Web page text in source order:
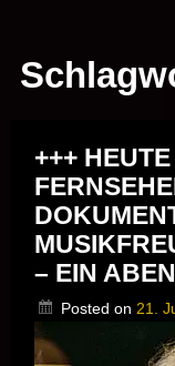
+++
– EIN
Posted on 21.